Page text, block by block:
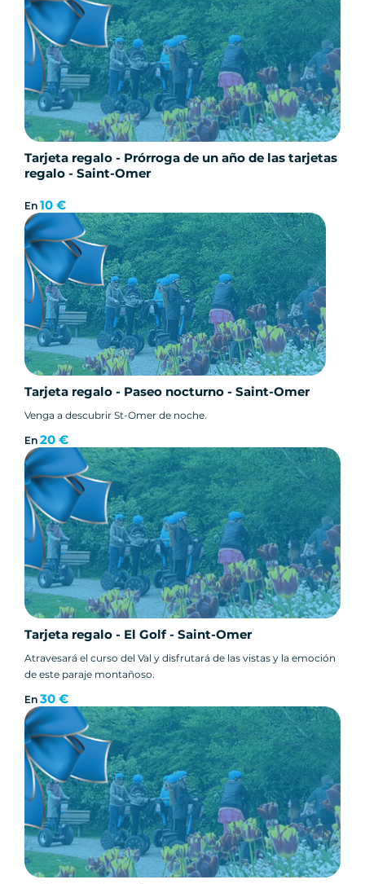
Tarjeta regalo - Prórroga de un año de las tarjetas
regalo - Saint-Omer
En 10 €
Tarjeta regalo - Paseo nocturno - Saint-Omer
Venga a descubrir St-Omer de noche.
En 20 €
Tarjeta regalo - El Golf - Saint-Omer
Atravesará el curso del Val y disfrutará de las vistas y la emoción
de este paraje montañoso.
En 30 €